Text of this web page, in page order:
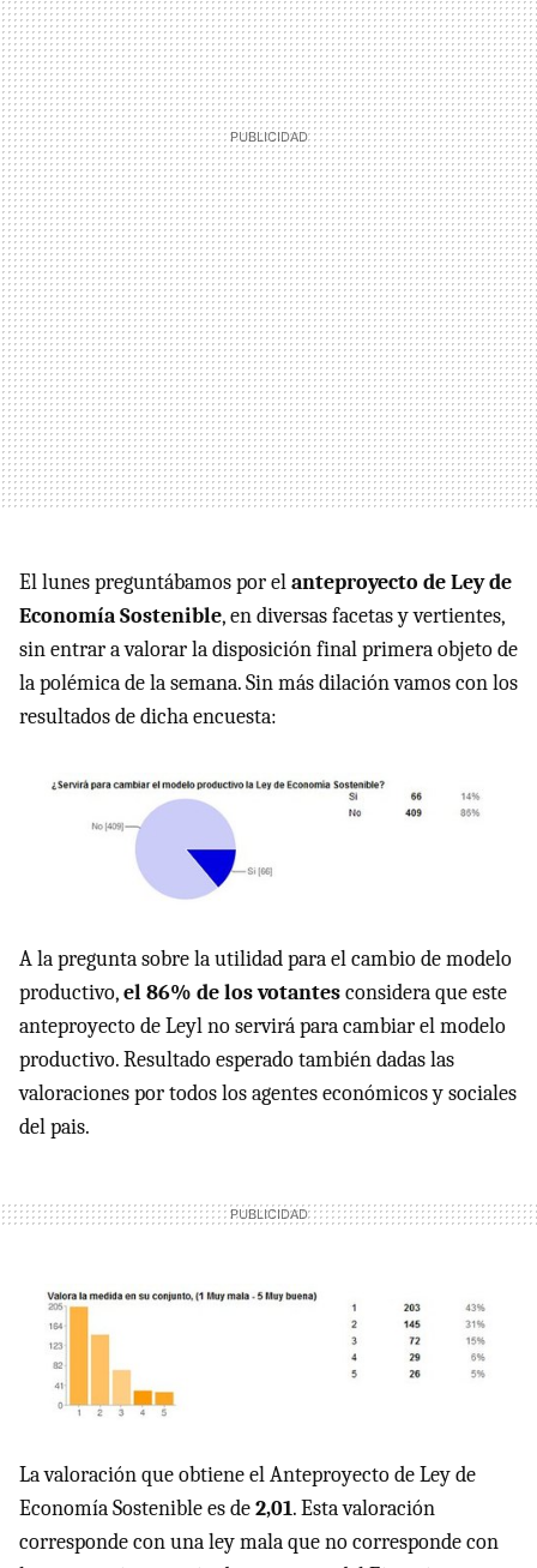
El lunes preguntábamos por elanteproyecto de Ley de
Economía Sostenible, en diversas facetas y vertientes,
sin entrar a valorar la disposición final primera objeto de
la polémica de la semana. Sin más dilación vamos con los
resultados de dicha encuesta:
A la pregunta sobre la utilidad para el cambio de modelo
productivo,el 86% de los votantesconsidera que este
anteproyecto de Leyl no servirá para cambiar el modelo
productivo. Resultado esperado también dadas las
valoraciones por todos los agentes económicos y sociales
del pais.
La valoración que obtiene el Anteproyecto de Ley de
Economía Sostenible es de2,01. Esta valoración
corresponde con una ley mala que no corresponde con